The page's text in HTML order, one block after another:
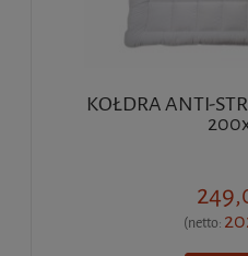
KOŁDRA ANTI-
(netto: